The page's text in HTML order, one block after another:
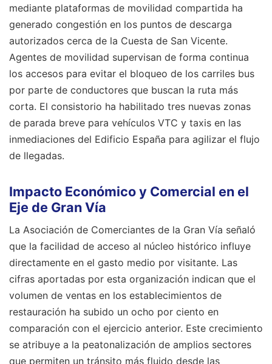
mediante plataformas de movilidad compartida ha
generado congestión en los puntos de descarga
autorizados cerca de la Cuesta de San Vicente.
Agentes de movilidad supervisan de forma continua
los accesos para evitar el bloqueo de los carriles bus
por parte de conductores que buscan la ruta más
corta. El consistorio ha habilitado tres nuevas zonas
de parada breve para vehículos VTC y taxis en las
inmediaciones del Edificio España para agilizar el flujo
de llegadas.
Impacto Económico y Comercial en el
Eje de Gran Vía
La Asociación de Comerciantes de la Gran Vía señaló
que la facilidad de acceso al núcleo histórico influye
directamente en el gasto medio por visitante. Las
cifras aportadas por esta organización indican que el
volumen de ventas en los establecimientos de
restauración ha subido un ocho por ciento en
comparación con el ejercicio anterior. Este crecimiento
se atribuye a la peatonalización de amplios sectores
que permiten un tránsito más fluido desde las